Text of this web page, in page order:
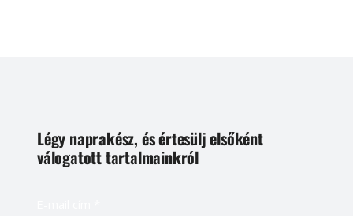
Légy naprakész, és értesülj elsőként
válogatott tartalmainkról